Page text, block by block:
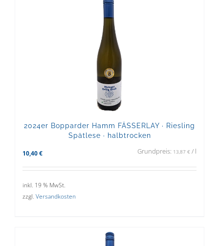
2024er Bopparder Hamm FÄSSERLAY · Riesling
Spätlese · halbtrocken
10,40 € Grundpreis: 13,87 € / l
inkl. 19 % MwSt.
zzgl. Versandkosten